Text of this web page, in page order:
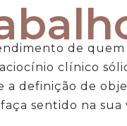
de
clínico
a definição de
sentido na sua